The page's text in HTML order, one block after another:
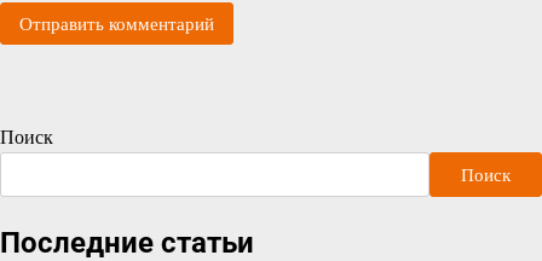
Поиск
Поиск
Последние статьи